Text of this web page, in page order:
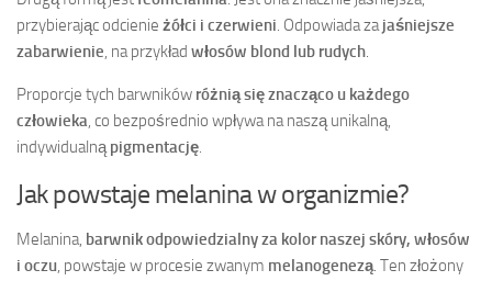
przybierając odcienie żółci i czerwieni. Odpowiada zajaśniejsze
zabarwienie, na przykład włosów blond lub rudych.
Proporcje tych barwników różnią się znacząco u każdego
człowieka, co bezpośrednio wpływa na naszą unikalną,
indywidualnąpigmentację.
Jak powstaje melanina w organizmie?
Melanina, barwnik odpowiedzialny za kolor naszej skóry, włosów
i oczu, powstaje w procesie zwanym melanogenezą. Ten złożony